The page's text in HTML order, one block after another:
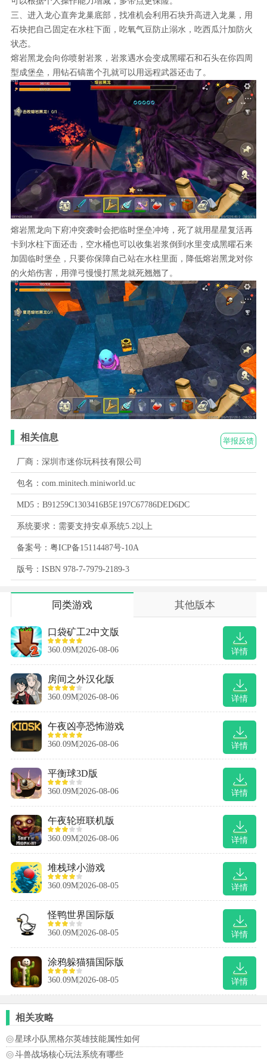
三、进入龙心直奔龙巢底部，找准机会利用石块升高进入龙巢，用
石块把自己固定在水柱下面，吃氧气豆防止溺水，吃西瓜汁加防火
状态。
熔岩黑龙会向你喷射岩浆，岩浆遇水会变成黑曜石和石头在你四周
型成堡垒，用钻石镐凿个孔就可以用远程武器还击了。
熔岩黑龙向下府冲突袭时会把临时堡垒冲垮，死了就用星星复活再
卡到水柱下面还击，空水桶也可以收集岩浆倒到水里变成黑曜石来
加固临时堡垒，只要你保障自己站在水柱里面，降低熔岩黑龙对你
的火焰伤害，用弹弓慢慢打黑龙就死翘翘了。
举报反馈
相关信息
厂商：深圳市迷你玩科技有限公司
包名：com.minitech.miniworld.uc
MD5：B91259C1303416B5E197C67786DED6DC
系统要求：需要支持安卓系统5.2以上
备案号：粤ICP备15114487号-10A
版号：ISBN 978-7-7979-2189-3
同类游戏 其他版本
详情
口袋矿工2中文版
360.09M2026-08-06
详情
房间之外汉化版
360.09M2026-08-06
详情
午夜凶亭恐怖游戏
360.09M2026-08-06
详情
平衡球3D版
360.09M2026-08-06
详情
午夜轮班联机版
360.09M2026-08-06
详情
堆栈球小游戏
360.09M2026-08-05
详情
怪鸭世界国际版
360.09M2026-08-05
详情
涂鸦躲猫猫国际版
360.09M2026-08-05
相关攻略
星球小队黑格尔英雄技能属性如何
斗兽战场核心玩法系统有哪些